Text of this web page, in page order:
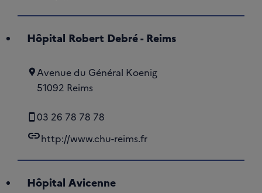
Hôpital Robert Debré - Reims
Avenue du Général Koenig
51092 Reims
03 26 78 78 78
linkhttp://www.chu-reims.fr
Hôpital Avicenne